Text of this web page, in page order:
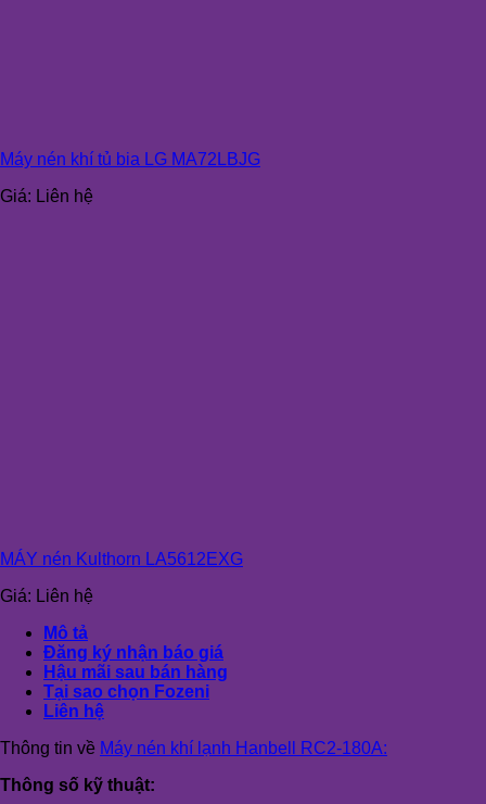
Máy nén khí tủ bia LG MA72LBJG
Giá: Liên hệ
MÁY nén Kulthorn LA5612EXG
Giá: Liên hệ
Mô tả
Đăng ký nhận báo giá
Hậu mãi sau bán hàng
Tại sao chọn Fozeni
Liên hệ
Thông tin về Máy nén khí lạnh Hanbell RC2-180A:
Thông số kỹ thuật: